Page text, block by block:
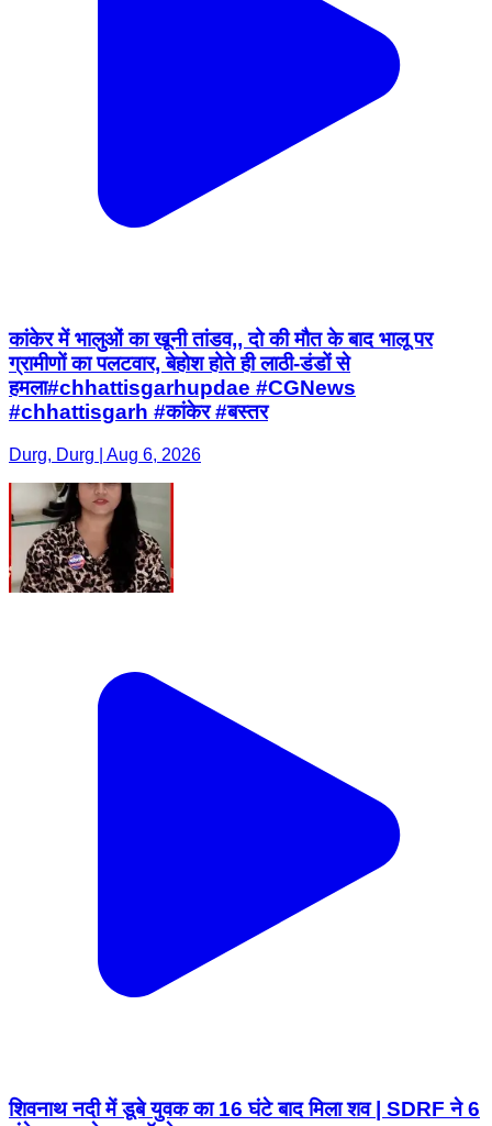
कांकेर में भालुओं का खूनी तांडव,, दो की मौत के बाद भालू पर
ग्रामीणों का पलटवार, बेहोश होते ही लाठी-डंडों से
हमला#chhattisgarhupdae #CGNews
#chhattisgarh #कांकेर #बस्तर
Durg, Durg | Aug 6, 2026
शिवनाथ नदी में डूबे युवक का 16 घंटे बाद मिला शव | SDRF ने 6